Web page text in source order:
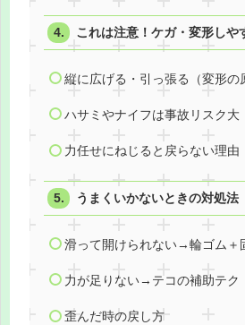
これは注意！ケガ・変形しや
縦に広げる・引っ張る（変形の
ハサミやナイフは事故リスク大
力任せにねじると戻らない理由
うまくいかないときの対処法
滑って開けられない→輪ゴム＋
力が足りない→テコの補助テク
歪んだ時の戻し方